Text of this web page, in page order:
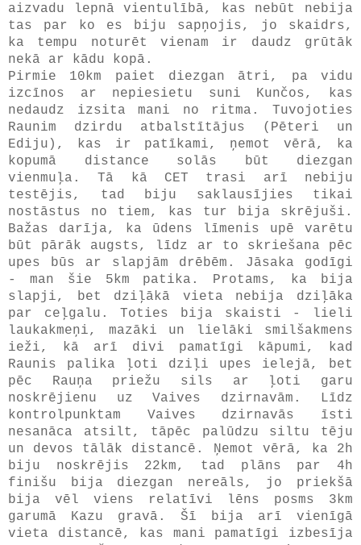
aizvadu lepnā vientulībā, kas nebūt nebija
tas par ko es biju sapņojis, jo skaidrs,
ka tempu noturēt vienam ir daudz grūtāk
nekā ar kādu kopā.
Pirmie 10km paiet diezgan ātri, pa vidu
izcīnos ar nepiesietu suni Kunčos, kas
nedaudz izsita mani no ritma. Tuvojoties
Raunim dzirdu atbalstītājus (Pēteri un
Ediju), kas ir patīkami, ņemot vērā, ka
kopumā distance solās būt diezgan
vienmuļa. Tā kā CET trasi arī nebiju
testējis, tad biju saklausījies tikai
nostāstus no tiem, kas tur bija skrējuši.
Bažas darīja, ka ūdens līmenis upē varētu
būt pārāk augsts, līdz ar to skriešana pēc
upes būs ar slapjām drēbēm. Jāsaka godīgi
- man šie 5km patika. Protams, ka bija
slapji, bet dziļākā vieta nebija dziļāka
par ceļgalu. Toties bija skaisti - lieli
laukakmeņi, mazāki un lielāki smilšakmens
ieži, kā arī divi pamatīgi kāpumi, kad
Raunis palika ļoti dziļi upes ielejā, bet
pēc Rauņa priežu sils ar ļoti garu
noskrējienu uz Vaives dzirnavām. Līdz
kontrolpunktam Vaives dzirnavās īsti
nesanāca atsilt, tāpēc palūdzu siltu tēju
un devos tālāk distancē. Ņemot vērā, ka 2h
biju noskrējis 22km, tad plāns par 4h
finišu bija diezgan nereāls, jo priekšā
bija vēl viens relatīvi lēns posms 3km
garumā Kazu gravā. Šī bija arī vienīgā
vieta distancē, kas mani pamatīgi izbesīja